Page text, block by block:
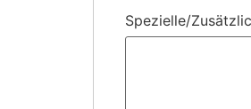
Spezielle/